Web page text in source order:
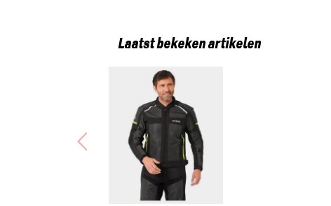
Laatst bekeken artikelen